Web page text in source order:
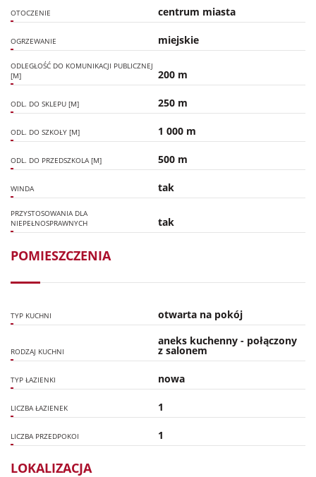
OTOCZENIE centrum miasta
OGRZEWANIE miejskie
ODLEGŁOŚĆ DO KOMUNIKACJI PUBLICZNEJ
[M]
200 m
ODL. DO SKLEPU [M] 250 m
ODL. DO SZKOŁY [M] 1 000 m
ODL. DO PRZEDSZKOLA [M] 500 m
WINDA tak
PRZYSTOSOWANIA DLA
NIEPEŁNOSPRAWNYCH
tak
POMIESZCZENIA
TYP KUCHNI otwarta na pokój
RODZAJ KUCHNI
aneks kuchenny - połączony
z salonem
TYP ŁAZIENKI nowa
LICZBA ŁAZIENEK 1
LICZBA PRZEDPOKOI 1
LOKALIZACJA